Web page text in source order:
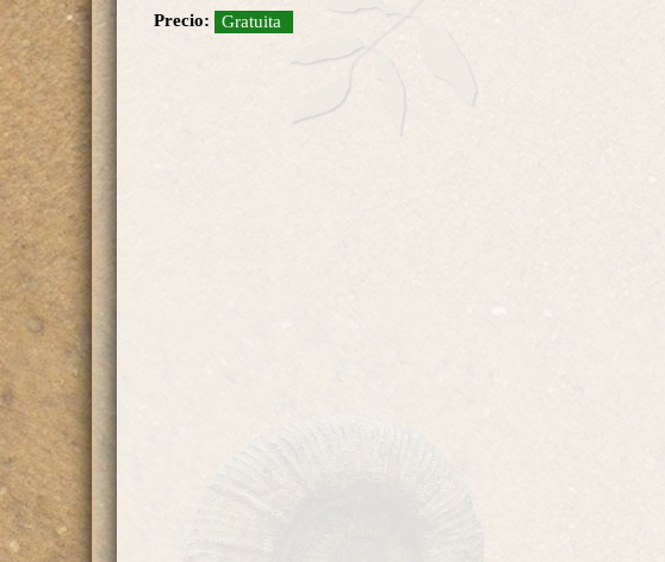
Precio:
Gratuita